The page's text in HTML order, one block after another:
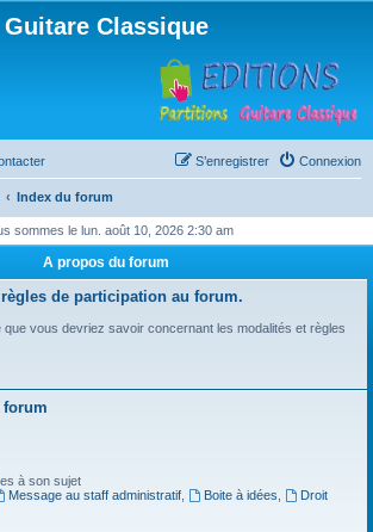
Guitare Classique
Connexion
S’enregistrer
Index du forum
sommes le lun. août 10, 2026 2:30 am
A propos du forum
de participation au forum.
que vous devriez savoir concernant les modalités et règles
à son sujet
Message au staff administratif, Boite à idées
Droit